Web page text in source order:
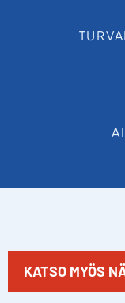
KATSO MYÖS